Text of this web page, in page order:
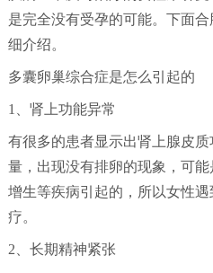
是完全没有受孕的可能。下面
细介绍。
多囊卵巢综合症是怎么引起的
1、肾上功能异常
有很多的患者显示出肾上腺皮
量，出现没有排卵的现象，可
增生等疾病引起的，所以女性
疗。
2、长期精神紧张